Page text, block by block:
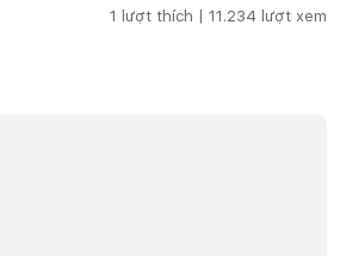
1 lượt thích | 11.234 lượt xem